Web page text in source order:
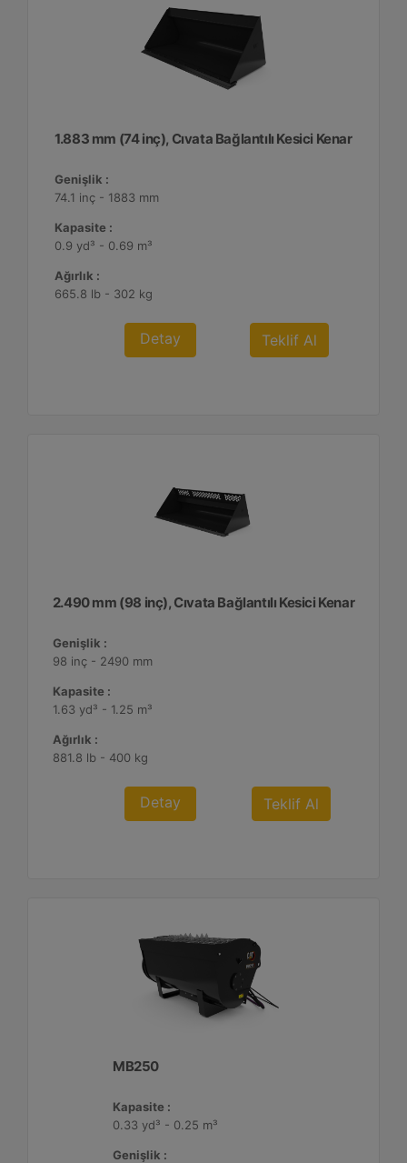
1.883 mm (74 inç), Cıvata Bağlantılı Kesici Kenar
Genişlik :
74.1 inç - 1883 mm
Kapasite :
0.9 yd³ - 0.69 m³
Ağırlık :
665.8 lb - 302 kg
Detay Teklif Al
2.490 mm (98 inç), Cıvata Bağlantılı Kesici Kenar
Genişlik :
98 inç - 2490 mm
Kapasite :
1.63 yd³ - 1.25 m³
Ağırlık :
881.8 lb - 400 kg
Detay Teklif Al
MB250
Kapasite :
0.33 yd³ - 0.25 m³
Genişlik :